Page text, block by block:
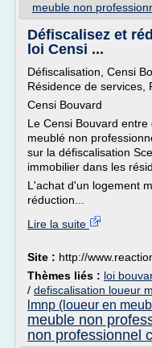
meuble non
Défiscalisez et
loi Censi ...
Défiscalisation, Censi
Résidence de services,
Censi Bouvard
Le Censi Bouvard
meublé non
sur la défiscalisation
immobilier dans les
L'achat d'un logement
réduction...
Lire la suite
Site : http://
Thèmes liés : loi
/ defiscalisation loueur
lmnp (loueur en
meuble non
non professionnel